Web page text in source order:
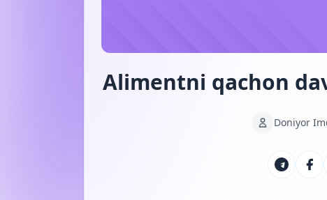
Alimentni qachon
Doniyor